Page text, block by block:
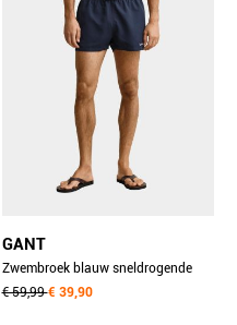
GANT
Zwembroek blauw sneldrogende
zwemshort met lo 920006500/410
€ 59,99€ 39,90